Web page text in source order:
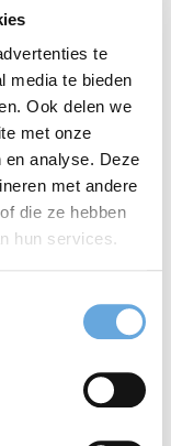
te
media te bieden
Ook delen we
met onze
analyse. Deze
met andere
die ze hebben
hun services.